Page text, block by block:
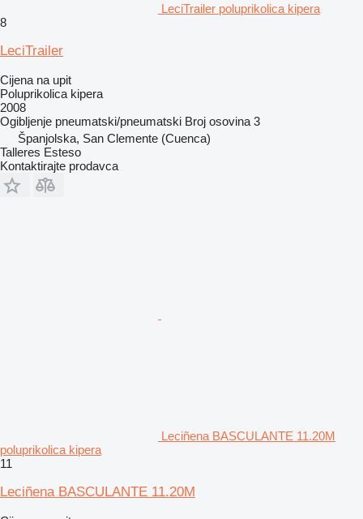
LeciTrailer poluprikolica kipera
8
LeciTrailer
Cijena na upit
Poluprikolica kipera
2008
Ogibljenje pneumatski/pneumatski Broj osovina 3
Španjolska, San Clemente (Cuenca)
Talleres Esteso
Kontaktirajte prodavca
Leciñena BASCULANTE 11.20M
poluprikolica kipera
11
Leciñena BASCULANTE 11.20M